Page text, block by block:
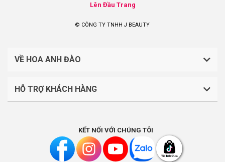
Lên Đầu Trang
© CÔNG TY TNHH J BEAUTY
VỀ HOA ANH ĐÀO
CÔNG TY TNHH J BEAUTY
Liên hệ: (028).7303.9118
HỖ TRỢ KHÁCH HÀNG
Chính sách vận chuyển, giao nhận
Chính sách đổi trả và hoàn tiền
KẾT NỐI VỚI CHÚNG TÔI